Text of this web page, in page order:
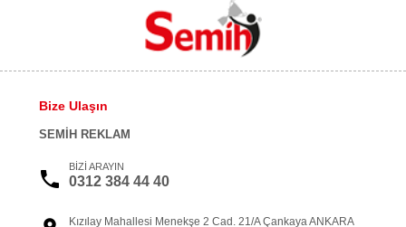
Bize Ulaşın
SEMİH REKLAM
BİZİ ARAYIN
0312 384 44 40
Kızılay Mahallesi Menekşe 2 Cad. 21/A Çankaya ANKARA